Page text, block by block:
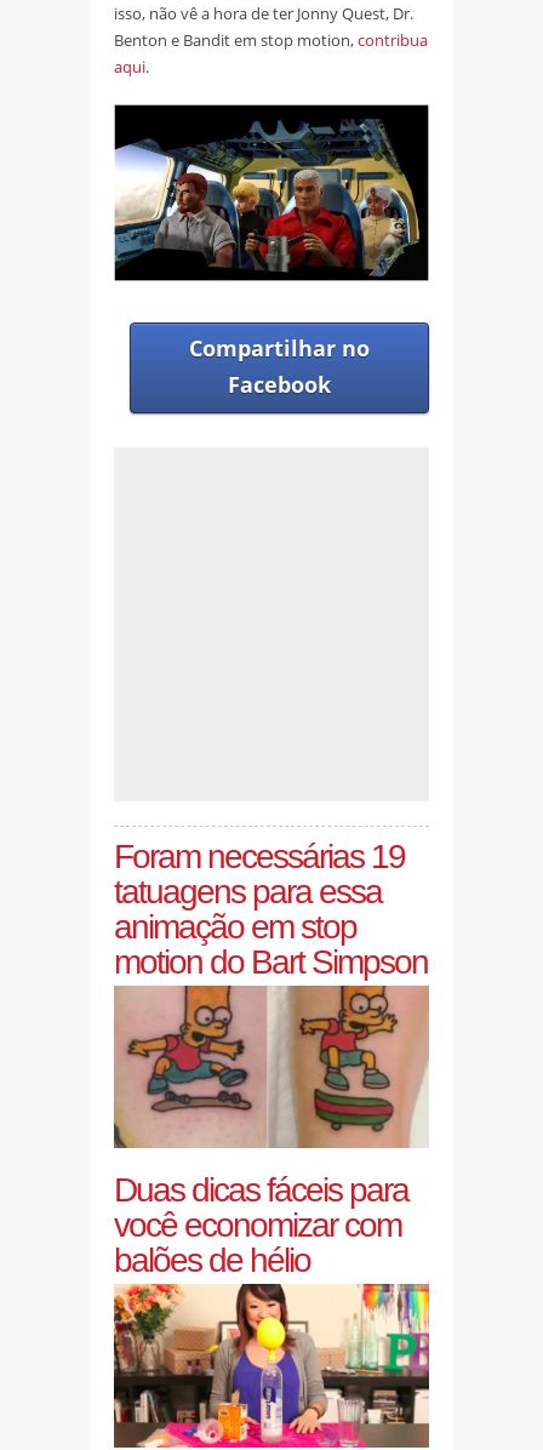
isso, não vê a hora de ter Jonny Quest, Dr.
Benton e Bandit em stop motion,contribua
aqui.
Compartilhar no
Facebook
Foram necessárias 19
tatuagens para essa
animação em stop
motion do Bart Simpson
Duas dicas fáceis para
você economizar com
balões de hélio